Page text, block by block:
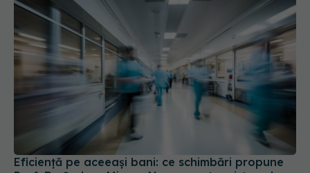
Eficiență pe aceeași bani: ce schimbări propune